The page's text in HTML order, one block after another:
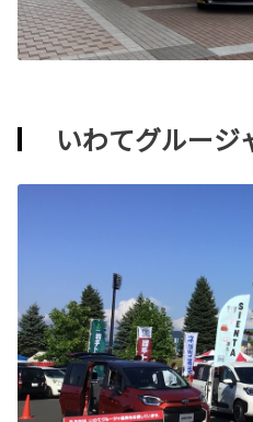
いわてグルージ